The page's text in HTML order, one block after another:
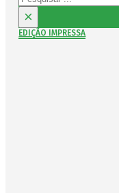
×
EDIÇÃO IMPRESSA